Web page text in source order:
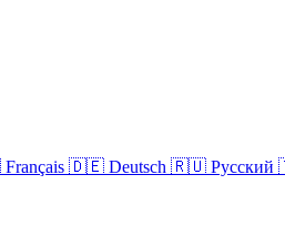
🇩🇪 Deutsch 🇷🇺 Русский